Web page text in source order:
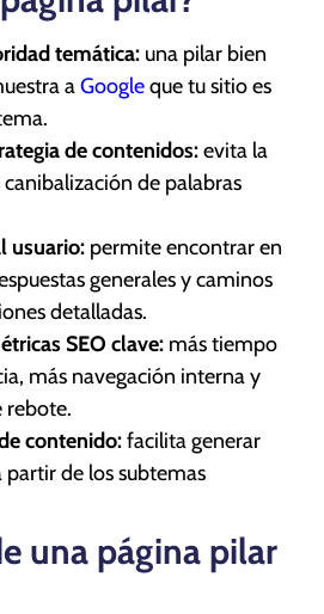
temática: una pilar bien
aGoogleque tu sitio es
de contenidos:evita la
de palabras
usuario: permite encontrar en
generales y caminos
detalladas.
SEO clave: más tiempo
más navegación interna y
rebote.
contenido:facilita generar
partir de los subtemas
una página pilar